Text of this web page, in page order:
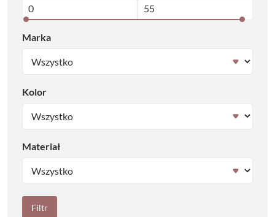
Marka
Kolor
Materiał
Filtr